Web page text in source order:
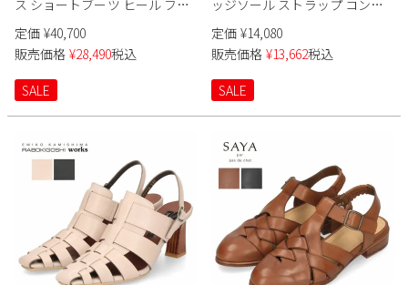
ス ショートブーツ ヒール ファ
スナー 12739 本革 黒 ブラック
日本製 RABOKIGOSHI works
定価 ¥40,700
販売価格 ¥28,490税込
SALE
ッジソール ストラップ コンフ
ォート レザー シューズ NICO ニ
コ 41711 黒 ブラック ネイビー
ブラウン カジュアル 本革 日本
製
定価 ¥14,080
販売価格 ¥13,662税込
SALE